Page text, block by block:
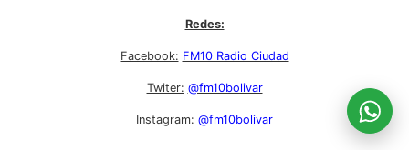
Redes:
Facebook: FM10 Radio Ciudad
Twiter: @fm10bolivar
Instagram: @fm10bolivar